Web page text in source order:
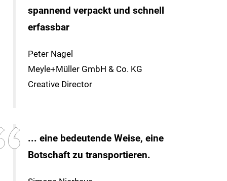
spannend verpackt und schnell
erfassbar
Peter Nagel
Meyle+Müller GmbH & Co. KG
Creative Director
... eine bedeutende Weise, eine
Botschaft zu transportieren.